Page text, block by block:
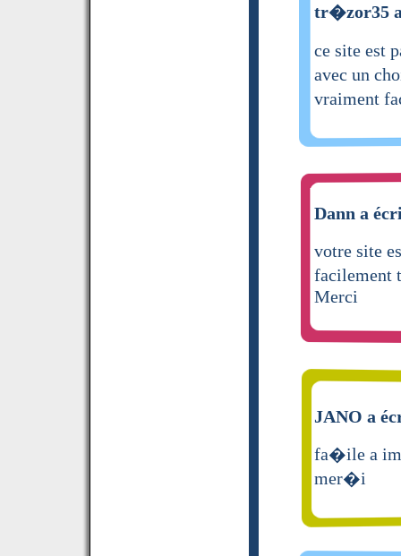
tr�zor35
ce site est
avec un
vraiment
Dann a
votre site
facilement
Merci
JANO a
fa�ile a
mer�i